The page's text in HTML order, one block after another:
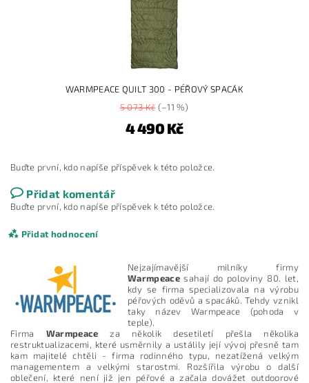
WARMPEACE QUILT 300 - PÉŘOVÝ SPACÁK
5 073 Kč(–11 %)
4 490 Kč
Buďte první, kdo napíše příspěvek k této položce.
Přidat komentář
Buďte první, kdo napíše příspěvek k této položce.
Přidat hodnocení
Nejzajímavější milníky firmy
Warmpeacesahají do poloviny 80. let,
kdy se firma specializovala na výrobu
péřových oděvů a spacáků. Tehdy vznikl
taky název Warmpeace (pohoda v
teple).
Firma Warmpeace za několik desetiletí přešla několika
restruktualizacemi, které usměrnily a ustálily její vývoj přesně tam
kam majitelé chtěli - firma rodinného typu, nezatížená velkým
managementem a velkými starostmi. Rozšířila výrobu o další
oblečení, které není již jen péřové a začala dovážet outdoorové